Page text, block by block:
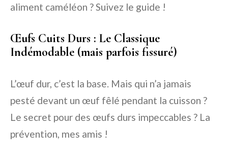
aliment caméléon ? Suivez le guide !
Œufs Cuits Durs : Le Classique
Indémodable (mais parfois fissuré)
L’œuf dur, c’est la base. Mais qui n’a jamais
pesté devant un œuf fêlé pendant la cuisson ?
Le secret pour des œufs durs impeccables ? La
prévention, mes amis !